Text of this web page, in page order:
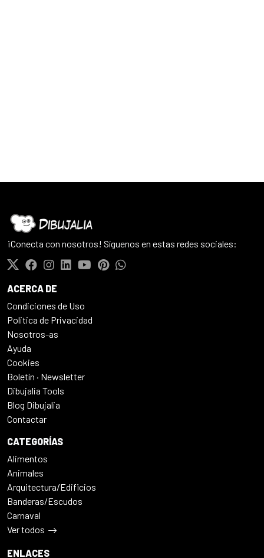
¡Conecta con nosotros! Síguenos en estas redes sociales:
ACERCA DE
Condiciones de Uso
Politica de Privacidad
Nosotros-as
Ayuda
Cookies
Boletín · Newsletter
Dibujalia Tools
Blog Dibujalia
Contactar
CATEGORÍAS
Alimentos
Animales
Arquitectura/Edificios
Banderas/Escudos
Carnaval
Ver todos
ENLACES